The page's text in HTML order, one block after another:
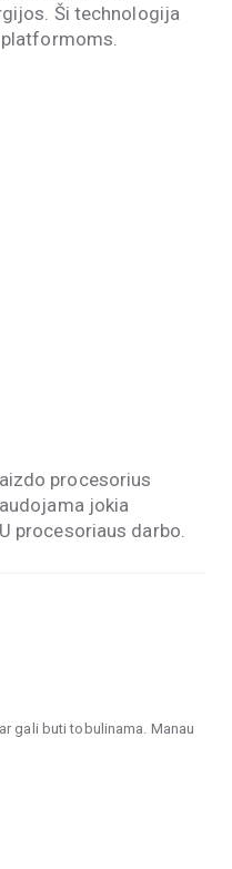
Ši technologija
procesorius
jokia
procesoriaus darbo.
gali buti tobulinama. Manau